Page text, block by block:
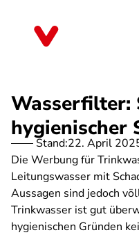
Wasserfilter:
hygienischer
Stand:22. April
Die Werbung für
Leitungswasser mit
Aussagen sind jedoch
Trinkwasser ist gut
hygienischen Gründen